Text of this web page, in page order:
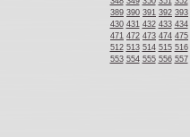
389 390 391 392 393
430 431 432 433 434
471 472 473 474 475
512 513 514 515 516
553 554 555 556 557